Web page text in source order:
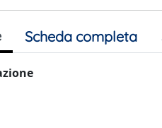
Scheda completa